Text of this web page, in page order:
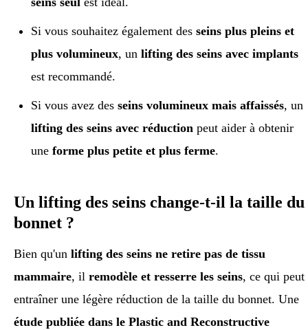
Si vous souhaitez également desseins plus pleins et
plus volumineux, unlifting des seins avec implants
est recommandé.
Si vous avez desseins volumineux mais affaissés, un
lifting des seins avec réduction peut aider à obtenir
uneforme plus petite et plus ferme.
Un lifting des seins change-t-il la taille du
bonnet ?
Bien qu'un lifting des seins ne retire pas de tissu
mammaire, il remodèle et resserre les seins, ce qui peut
entraîner une légère réduction de la taille du bonnet. Une
étude publiée dans le Plastic and Reconstructive